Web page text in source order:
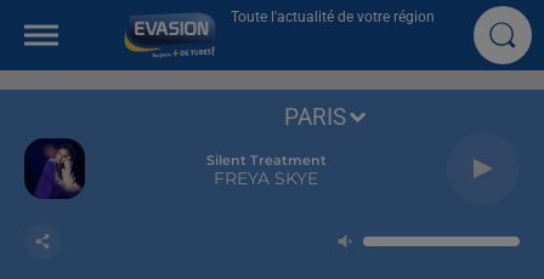
Toute l'actualité de votre région
Silent Treatment
FREYA SKYE
PARIS